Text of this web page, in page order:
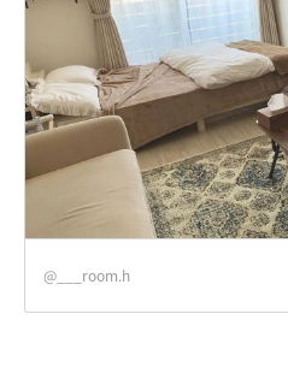
@___room.h